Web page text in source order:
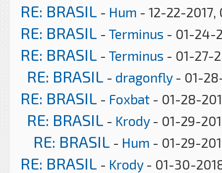
RE: BRASIL - Hum - 12-22-2017,
RE: BRASIL - Terminus - 01-24-
RE: BRASIL - Terminus - 01-27-
RE: BRASIL - dragonfly- 01-
RE: BRASIL - Foxbat - 01-28-
RE: BRASIL - Krody- 01-29-
RE: BRASIL - Hum - 01-29-
RE: BRASIL - Krody- 01-30-